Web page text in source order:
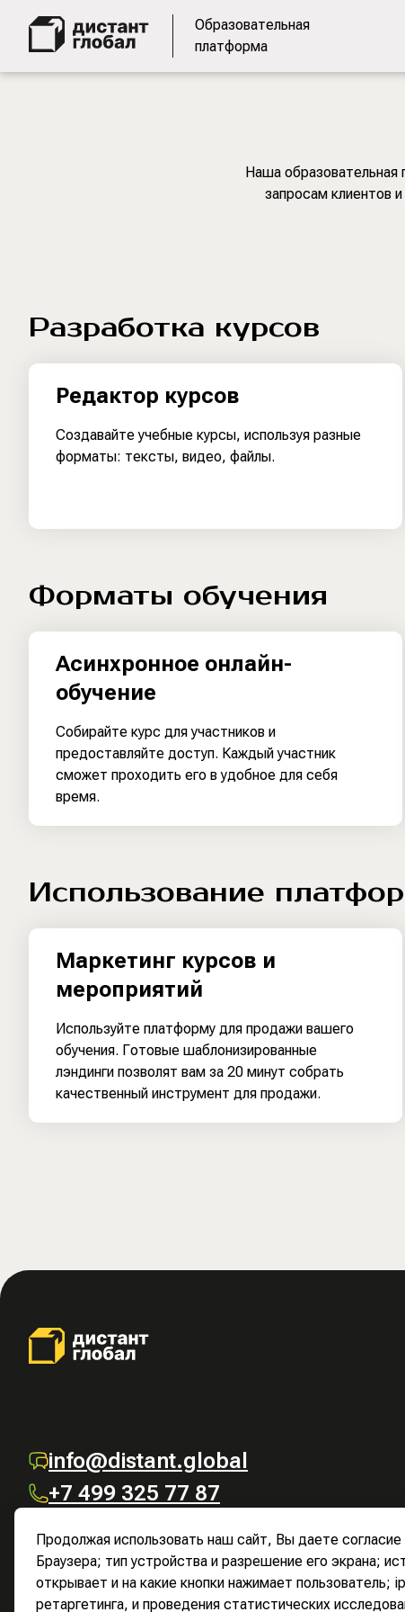
Образовательная
платформа
Наша образовательная
запросам клиентов
Разработка курсов
Редактор курсов
Создавайте учебные курсы, используя разные
форматы: тексты, видео, файлы.
Форматы обучения
Асинхронное онлайн-
обучение
Собирайте курс для участников и
предоставляйте доступ. Каждый участник
сможет проходить его в удобное для себя
время.
Использование
Маркетинг курсов и
мероприятий
Используйте платформу для продажи вашего
обучения. Готовые шаблонизированные
лэндинги позволят вам за 20 минут собрать
качественный инструмент для продажи.
info@distant.global
+7 499 325 77 87
Продолжая использовать наш сайт, Вы даете
Браузера; тип устройства и разрешение его экрана;
открывает и на какие кнопки нажимает
ретаргетинга, и проведения статистических